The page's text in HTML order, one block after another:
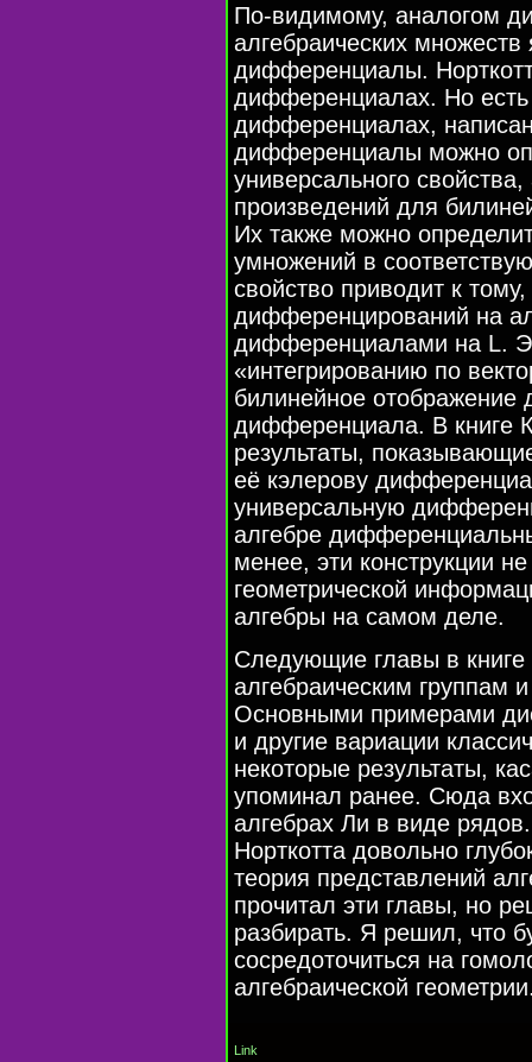
По-видимому, аналогом
алгебраических
дифференциалы.
дифференциалах. Но есть
дифференциалах,
дифференциалы можно
универсального
произведений для
Их также можно
умножений в
свойство приводит к
дифференцирований на
дифференциалами на L.
«интегрированию по
билинейное
дифференциала. В книге
результаты,
её кэлерову
универсальную
алгебре
менее, эти конструкции
геометрической
алгебры на самом деле.
Следующие главы в
алгебраическим группам
Основными примерами
и другие вариации
некоторые результаты,
упоминал ранее. Сюда
алгебрах Ли в виде
Норткотта довольно
теория представлений
прочитал эти главы, но
разбирать. Я решил, что
сосредоточиться на
алгебраической
Link